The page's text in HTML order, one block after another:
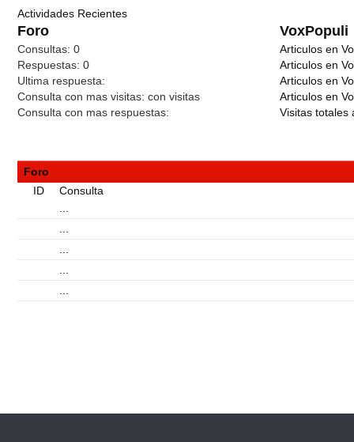
Actividades Recientes
Foro VoxPopuli
Consultas: 0
Respuestas: 0
Ultima respuesta:
Consulta con mas visitas: con visitas
Consulta con mas respuestas:
Articulos en
Articulos en
Articulos en
Articulos en
Visitas totales
Foro
ID
Consulta